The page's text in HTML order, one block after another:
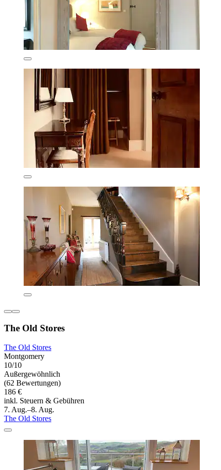
The Old Stores
The Old Stores
Montgomery
10/10
Außergewöhnlich
(62 Bewertungen)
186 €
inkl. Steuern & Gebühren
7. Aug.–8. Aug.
The Old Stores